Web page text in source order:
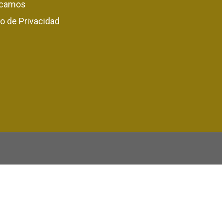
de Privacidad